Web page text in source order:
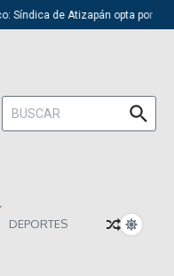
Síndica de Atizapán opta por el
Buscar:
DEPORTES